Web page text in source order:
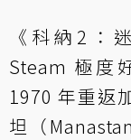
《科納2：
Steam 極度
1970 年重返
坦（